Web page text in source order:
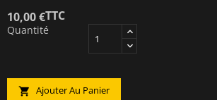
10,00 €TTC
Quantité
 Ajouter Au Panier